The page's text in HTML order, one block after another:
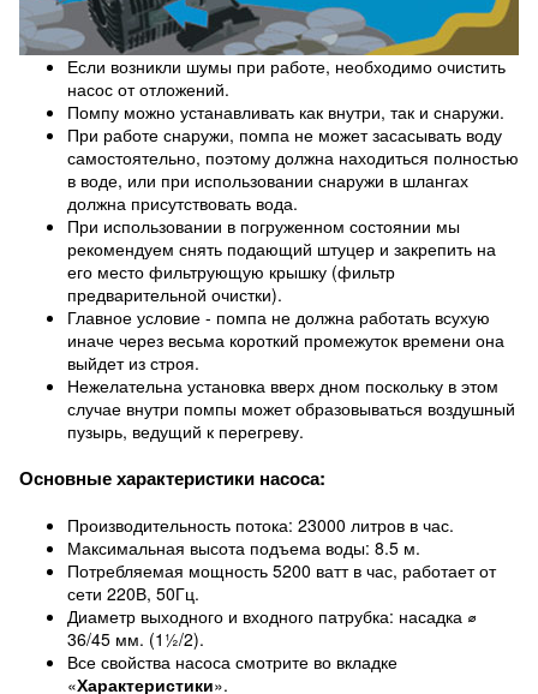
Если возникли шумы при работе, необходимо очистить
насос от отложений.
Помпу можно устанавливать как внутри, так и снаружи.
При работе снаружи, помпа не может засасывать воду
самостоятельно, поэтому должна находиться полностью
в воде, или при использовании снаружи в шлангах
должна присутствовать вода.
При использовании в погруженном состоянии мы
рекомендуем снять подающий штуцер и закрепить на
его место фильтрующую крышку (фильтр
предварительной очистки).
Главное условие - помпа не должна работать всухую
иначе через весьма короткий промежуток времени она
выйдет из строя.
Нежелательна установка вверх дном поскольку в этом
случае внутри помпы может образовываться воздушный
пузырь, ведущий к перегреву.
Основные характеристики насоса:
Производительность потока: 23000 литров в час.
Максимальная высота подъема воды: 8.5 м.
Потребляемая мощность 5200 ватт в час, работает от
сети 220В, 50Гц.
Диаметр выходного и входного патрубка: насадка ⌀
36/45 мм. (1½/2).
Все свойства насоса смотрите во вкладке
«Характеристики».